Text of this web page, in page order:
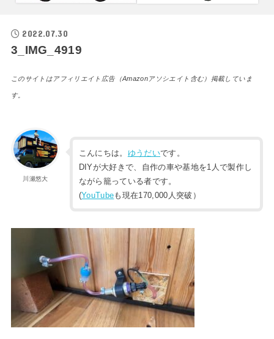
2022.07.30
3_IMG_4919
このサイトはアフィリエイト広告（Amazonアソシエイト含む）掲載していま
す。
川瀬悠大
こんにちは。 ゆうだいです。
DIYが大好きで、自作の車や基地を1人で製作し
ながら籠っている者です。
(YouTubeも現在170,000人突破）